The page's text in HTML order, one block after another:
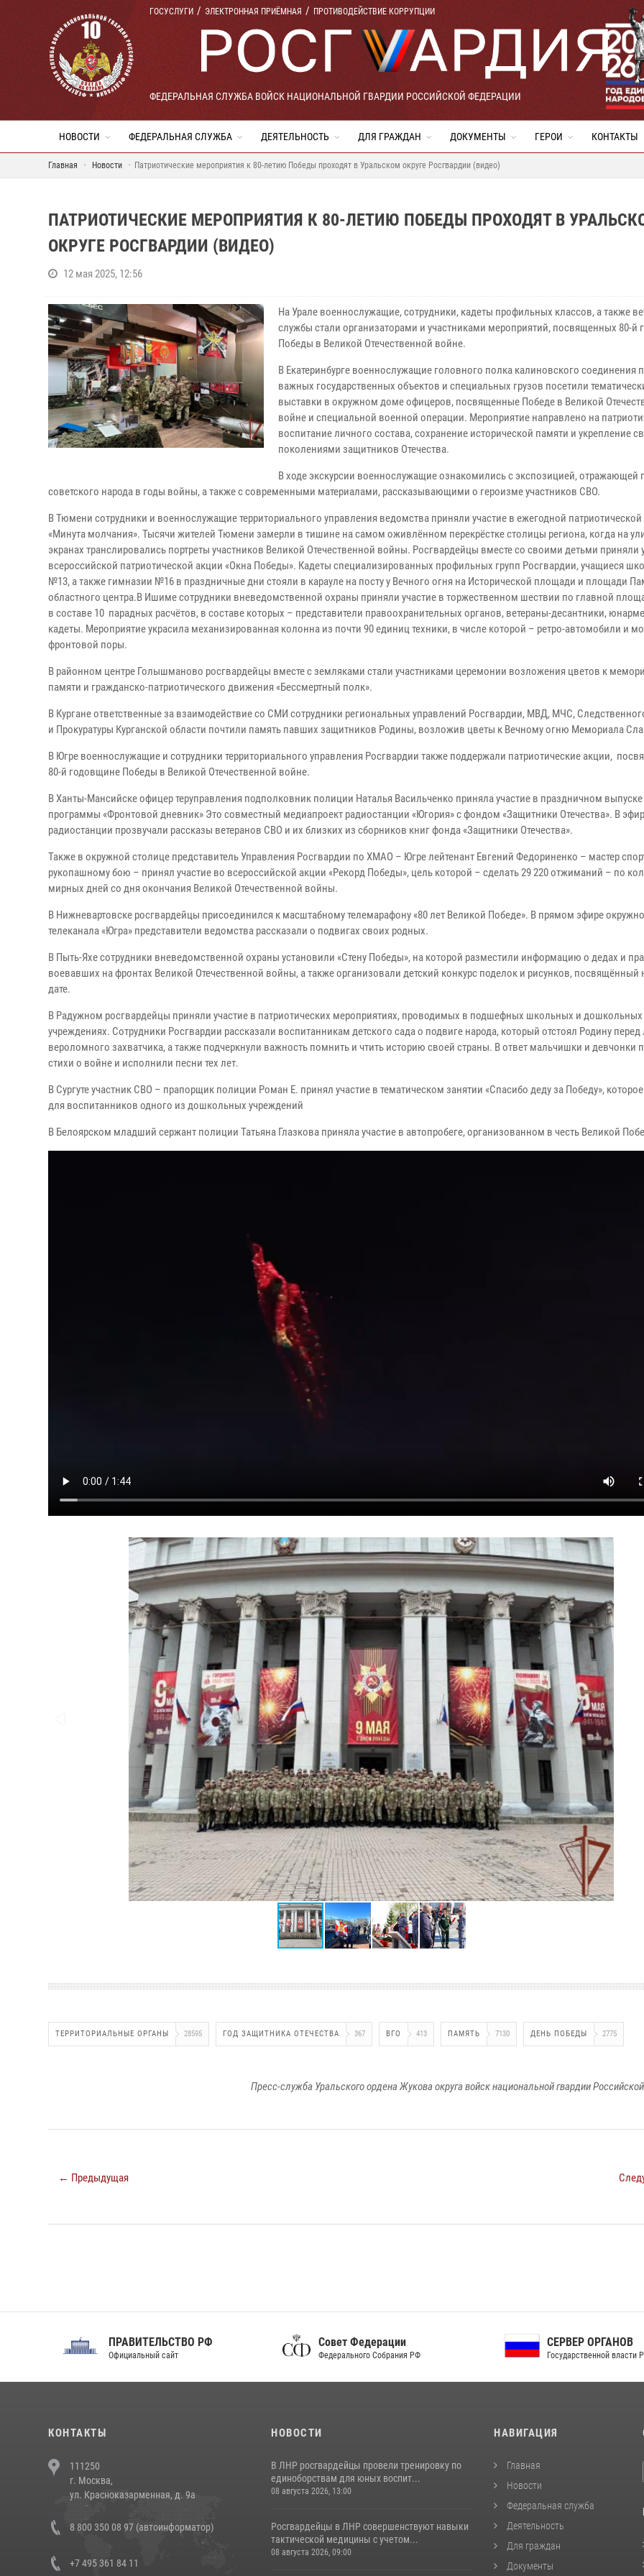
ГОСУСЛУГИ ЭЛЕКТРОННАЯ ПРИЁМНАЯ ПРОТИВОДЕЙСТВИЕ КОРРУПЦИИ
ФЕДЕРАЛЬНАЯ СЛУЖБА ВОЙСК НАЦИОНАЛЬНОЙ ГВАРДИИ РОССИЙСКОЙ ФЕДЕРАЦИИ
НОВОСТИ ФЕДЕРАЛЬНАЯ СЛУЖБА ДЕЯТЕЛЬНОСТЬ ДЛЯ ГРАЖДАН ДОКУМЕНТЫ ГЕРОИ КОНТАКТЫ
Главная Новости Патриотические мероприятия к 80-летию Победы проходят в Уральском округе Росгвардии (видео)
ПАТРИОТИЧЕСКИЕ МЕРОПРИЯТИЯ К 80-ЛЕТИЮ ПОБЕДЫ ПРОХОДЯТ В
ОКРУГЕ РОСГВАРДИИ (ВИДЕО)
12 мая 2025, 12:56
На Урале военнослужащие, сотрудники, кадеты профильных классов, а также
службы стали организаторами и участниками мероприятий, посвященных 80-й
Победы в Великой Отечественной войне.
В Екатеринбурге военнослужащие головного полка калиновского соединения
важных государственных объектов и специальных грузов посетили
выставки в окружном доме офицеров, посвященные Победе в Великой
войне и специальной военной операции. Мероприятие направлено на
воспитание личного состава, сохранение исторической памяти и укрепление
поколениями защитников Отечества.
В ходе экскурсии военнослужащие ознакомились с экспозицией, отражающей
советского народа в годы войны, а также с современными материалами, рассказывающими о героизме участников СВО.
В Тюмени сотрудники и военнослужащие территориального управления ведомства приняли участие в ежегодной патриотической
«Минута молчания». Тысячи жителей Тюмени замерли в тишине на самом оживлённом перекрёстке столицы региона, когда на
экранах транслировались портреты участников Великой Отечественной войны. Росгвардейцы вместе со своими детьми приняли
всероссийской патриотической акции «Окна Победы». Кадеты специализированных профильных групп Росгвардии, учащиеся
№13, а также гимназии №16 в праздничные дни стояли в карауле на посту у Вечного огня на Исторической площади и площади
областного центра.В Ишиме сотрудники вневедомственной охраны приняли участие в торжественном шествии по главной
в составе 10 парадных расчётов, в составе которых – представители правоохранительных органов, ветераны-десантники,
кадеты. Мероприятие украсила механизированная колонна из почти 90 единиц техники, в числе которой – ретро-автомобили и
фронтовой поры.
В районном центре Голышманово росгвардейцы вместе с земляками стали участниками церемонии возложения цветов к
памяти и гражданско-патриотического движения «Бессмертный полк».
В Кургане ответственные за взаимодействие со СМИ сотрудники региональных управлений Росгвардии, МВД, МЧС,
и Прокуратуры Курганской области почтили память павших защитников Родины, возложив цветы к Вечному огню Мемориала
В Югре военнослужащие и сотрудники территориального управления Росгвардии также поддержали патриотические акции,
80-й годовщине Победы в Великой Отечественной войне.
В Ханты-Мансийске офицер теруправления подполковник полиции Наталья Васильченко приняла участие в праздничном выпуске
программы «Фронтовой дневник» Это совместный медиапроект радиостанции «Югория» с фондом «Защитники Отечества». В
радиостанции прозвучали рассказы ветеранов СВО и их близких из сборников книг фонда «Защитники Отечества».
Также в окружной столице представитель Управления Росгвардии по ХМАО – Югре лейтенант Евгений Федориненко – мастер
рукопашному бою – принял участие во всероссийской акции «Рекорд Победы», цель которой – сделать 29 220 отжиманий – по
мирных дней со дня окончания Великой Отечественной войны.
В Нижневартовске росгвардейцы присоединился к масштабному телемарафону «80 лет Великой Победе». В прямом эфире
телеканала «Югра» представители ведомства рассказали о подвигах своих родных.
В Пыть-Яхе сотрудники вневедомственной охраны установили «Стену Победы», на которой разместили информацию о дедах и
воевавших на фронтах Великой Отечественной войны, а также организовали детский конкурс поделок и рисунков,
дате.
В Радужном росгвардейцы приняли участие в патриотических мероприятиях, проводимых в подшефных школьных и дошкольных
учреждениях. Сотрудники Росгвардии рассказали воспитанникам детского сада о подвиге народа, который отстоял Родину
вероломного захватчика, а также подчеркнули важность помнить и чтить историю своей страны. В ответ мальчишки и девчонки
стихи о войне и исполнили песни тех лет.
В Сургуте участник СВО – прапорщик полиции Роман Е. принял участие в тематическом занятии «Спасибо деду за Победу»,
для воспитанников одного из дошкольных учреждений
В Белоярском младший сержант полиции Татьяна Глазкова приняла участие в автопробеге, организованном в честь Великой
ТЕРРИТОРИАЛЬНЫЕ ОРГАНЫ 28595 ГОД ЗАЩИТНИКА ОТЕЧЕСТВА 367 ВГО 413 ПАМЯТЬ 7130 ДЕНЬ ПОБЕДЫ 2775
Пресс-служба Уральского ордена Жукова округа войск национальной гвардии
← Предыдущая
ПРАВИТЕЛЬСТВО РФ
Официальный сайт
Совет Федерации
Федерального Собрания РФ
СЕРВЕР ОРГАНОВ
Государственной власти РФ
КОНТАКТЫ
111250
г. Москва,
ул. Красноказарменная, д. 9а
8 800 350 08 97 (автоинформатор)
+7 495 361 84 11
НОВОСТИ
В ЛНР росгвардейцы провели тренировку по
единоборствам для юных воспит...
08 августа 2026, 13:00
Росгвардейцы в ЛНР совершенствуют навыки
тактической медицины с учетом...
08 августа 2026, 09:00
НАВИГАЦИЯ
Главная
Новости
Федеральная служба
Деятельность
Для граждан
Документы